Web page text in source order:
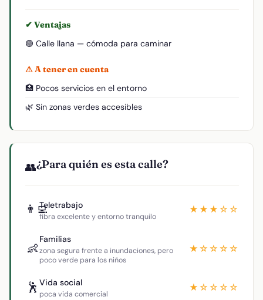
✔ Ventajas
🟢 Calle llana — cómoda para caminar
⚠ A tener en cuenta
🏥 Pocos servicios en el entorno
🌿 Sin zonas verdes accesibles
👥¿Para quién es esta calle?
👨‍💻Teletrabajo
fibra excelente y entorno tranquilo
★★★☆☆
👶
Familias
zona segura frente a inundaciones, pero
poco verde para los niños
★☆☆☆☆
🕺 Vida social
poca vida comercial
★☆☆☆☆